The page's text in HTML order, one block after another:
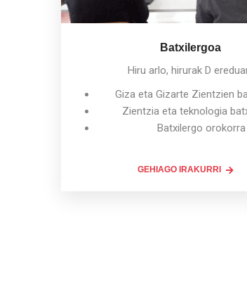
Batxilergoa
Hiru arlo, hirurak D
Giza eta Gizarte Zientzien
Zientzia eta teknologia
Batxilergo orokorra
GEHIAGO IRAKURRI